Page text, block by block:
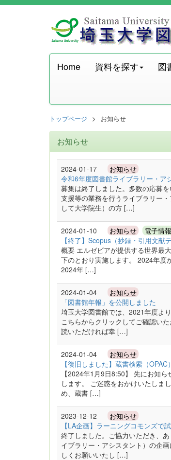
Home 資料を探す 図
トップページ お知らせ
お知らせ
2024-01-17 お知らせ
令和6年度図書館ライブラリー・ア
募集は終了しました。多数の応募
支援等の業務を行うライブラリー
して大学院生）の方 […]
2024-01-10 お知らせ 電子情
【終了】Scopus（抄録・引用文
概要 エルゼビアが提供する世界最
下のとおり実施します。 2024年度
2024年 […]
2024-01-04 お知らせ
「図書館年報」を公開しました
埼玉大学図書館では、2021年度よ
こちらからクリックしてご確認い
読いただければ幸 […]
2024-01-04 お知らせ
【復旧しました】蔵書検索（
【2024年1月9日8:50】 先にお知
します。 ご迷惑をおかけいたしま
め、蔵書 […]
2023-12-12 お知らせ
【LA企画】ラーニングコモンズで
終了しました。ご協力いただき、
イブラリー・アシスタント）の企
しくお願いいたし […]